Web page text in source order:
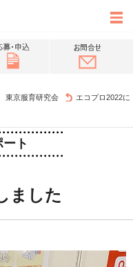
東京服育研究会
エコプロ2022に
ト
ました